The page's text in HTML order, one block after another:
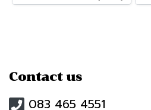
Contact us
083 465 4551